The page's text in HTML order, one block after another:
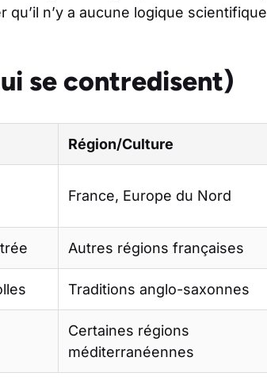
n’y a aucune logique scientifique
se contredisent)
Région/Culture
France, Europe du Nord
Autres régions françaises
Traditions anglo-saxonnes
Certaines régions
méditerranéennes